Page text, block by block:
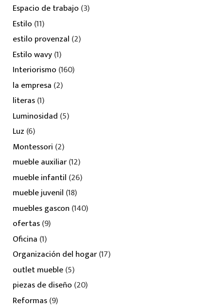
Espacio de trabajo (3)
Estilo (11)
estilo provenzal (2)
Estilo wavy(1)
Interiorismo (160)
la empresa (2)
literas(1)
Luminosidad (5)
Luz (6)
Montessori (2)
mueble auxiliar(12)
mueble infantil (26)
mueble juvenil (18)
muebles gascon (140)
ofertas(9)
Oficina (1)
Organización del hogar(17)
outlet mueble(5)
piezas de diseño (20)
Reformas(9)